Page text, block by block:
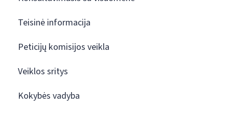
Teisinė informacija
Peticijų komisijos veikla
Veiklos sritys
Kokybės vadyba